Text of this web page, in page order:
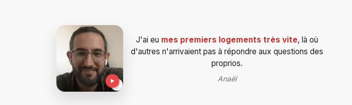
J'ai eu mes premiers logements très vite, là où
d'autres n'arrivaient pas à répondre aux questions des
proprios.
Anaël